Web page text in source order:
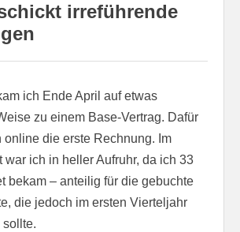
irreführende
ich Ende April auf etwas
zu einem Base-Vertrag. Dafür
online die erste Rechnung. Im
war ich in heller Aufruhr, da ich 33
bekam – anteilig für die gebuchte
die jedoch im ersten Vierteljahr
sollte.